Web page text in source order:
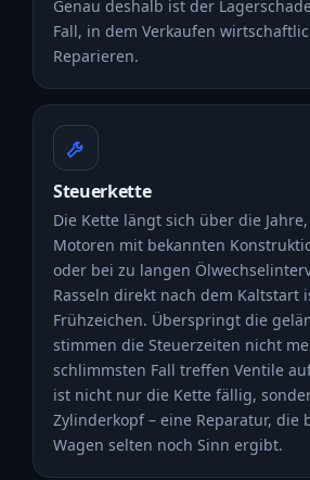
Genau deshalb ist der
Fall, in dem Verkaufen
Reparieren.
Steuerkette
Die Kette längt sich über die
Motoren mit bekannten
oder bei zu langen
Rasseln direkt nach dem Kaltstart
Frühzeichen. Überspringt die
stimmen die Steuerzeiten nicht
schlimmsten Fall treffen Ventile
ist nicht nur die Kette fällig,
Zylinderkopf – eine Reparatur, die
Wagen selten noch Sinn ergibt.